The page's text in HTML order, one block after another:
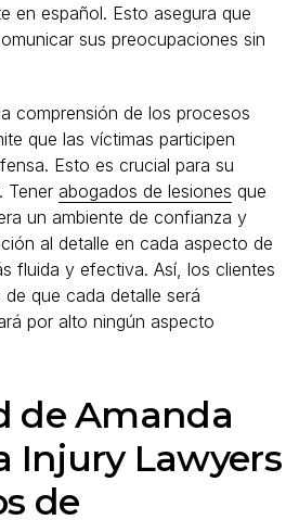
en español. Esto asegura que
sus preocupaciones sin
comprensión de los procesos
que las víctimas participen
Esto es crucial para su
Tener abogados de lesiones que
un ambiente de confianza y
al detalle en cada aspecto de
fluida y efectiva. Así, los clientes
que cada detalle será
por alto ningún aspecto
de Amanda
Injury Lawyers
de